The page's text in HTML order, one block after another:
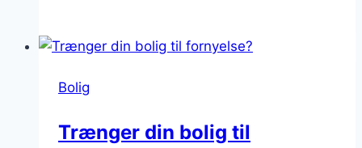
ændre
Bolig
Trænger din bolig til